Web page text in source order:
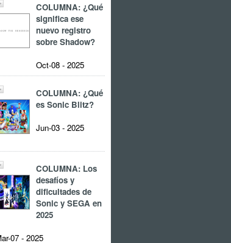
COLUMNA: ¿Qué
significa ese
nuevo registro
sobre Shadow?
Oct-08 - 2025
COLUMNA: ¿Qué
es Sonic Blitz?
Jun-03 - 2025
COLUMNA: Los
desafíos y
dificultades de
Sonic y SEGA en
2025
07 - 2025